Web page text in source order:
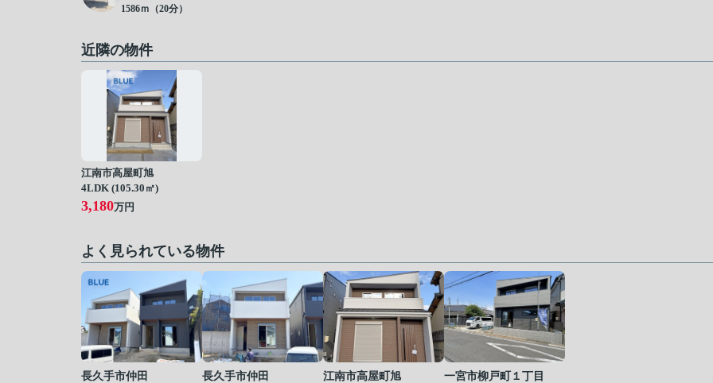
1586ｍ（20分）
近隣の物件
江南市高屋町旭
4LDK (105.30㎡)
3,180万円
よく見られている物件
長久手市仲田
長久手市仲田
江南市高屋町旭
一宮市柳戸町１丁目